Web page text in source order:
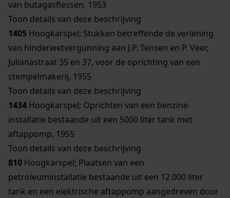
van butagasflessen, 1953
Toon details van deze beschrijving
1405 Hoogkarspel; Stukken betreffende de verlening
van hinderwetvergunning aan J.P. Tensen en P. Veer,
Julianastraat 35 en 37, voor de oprichting van een
stempelmakerij, 1955
Toon details van deze beschrijving
1434 Hoogkarspel; Oprichten van een benzine-
installatie bestaande uit een 5000 liter tank met
aftappomp, 1955
Toon details van deze beschrijving
810 Hoogkarspel; Plaatsen van een
petroleuminstallatie bestaande uit een 12.000 liter
tank en een elektrische aftappomp aangedreven door